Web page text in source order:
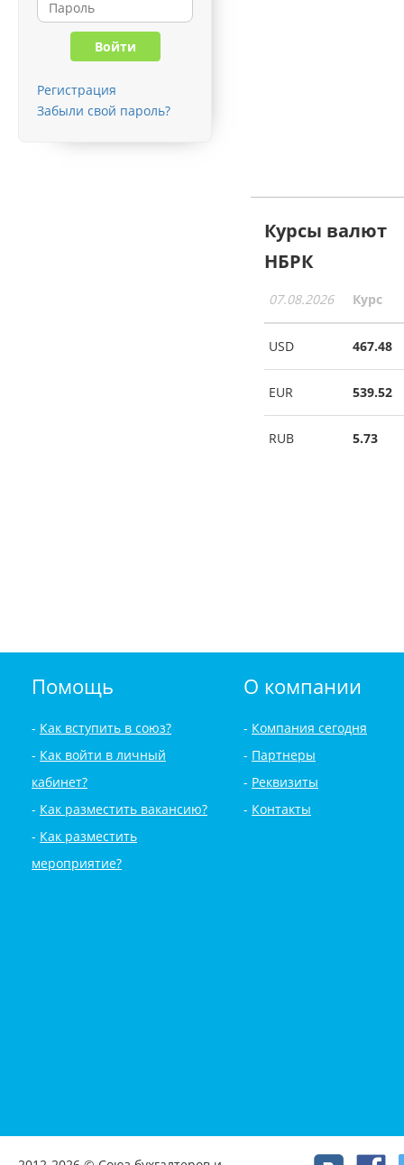
Регистрация
Забыли свой пароль?
Курсы валют
НБРК
07.08.2026 Курс
USD 467.48
EUR 539.52
RUB 5.73
Помощь
Как вступить в союз?
Как войти в личный
кабинет?
Как разместить вакансию?
Как разместить
мероприятие?
О компании
Компания сегодня
Партнеры
Реквизиты
Контакты